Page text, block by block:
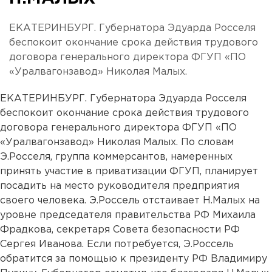
ЕКАТЕРИНБУРГ. Губернатора Эдуарда Росселя
беспокоит окончание срока действия трудового
договора генерального директора ФГУП «ПО
«Уралвагонзавод» Николая Малых.
ЕКАТЕРИНБУРГ. Губернатора Эдуарда Росселя
беспокоит окончание срока действия трудового
договора генерального директора ФГУП «ПО
«Уралвагонзавод» Николая Малых. По словам
Э.Росселя, группа коммерсантов, намеренных
принять участие в приватизации ФГУП, планирует
посадить на место руководителя предприятия
своего человека. Э.Россель отстаивает Н.Малых на
уровне председателя правительства РФ Михаила
Фрадкова, секретаря Совета безопасности РФ
Сергея Иванова. Если потребуется, Э.Россель
обратится за помощью к президенту РФ Владимиру